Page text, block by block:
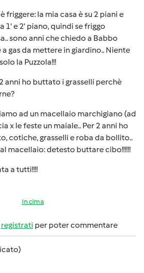
friggere: la mia casa è su 2 piani e
1' e 2' piano, quindi se friggo
sono anni che chiedo a Babbo
gas da mettere in giardino.. Niente
la Puzzola!!!
anni ho buttato i grasselli perchè
ad un macellaio marchigiano (ad
x le feste un maiale.. Per 2 anni ho
cotiche, grasselli e roba da bollito..
macellaio: detesto buttare cibo!!!!!!
a tutti!!!!
In cima
registrati per poter commentare